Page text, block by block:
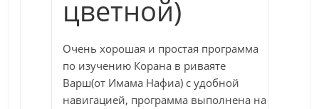
цветной)
Очень хорошая и простая программа
по изучению Корана в риваяте
Варш(от Имама Нафиа) с удобной
навигацией, программа выполнена на